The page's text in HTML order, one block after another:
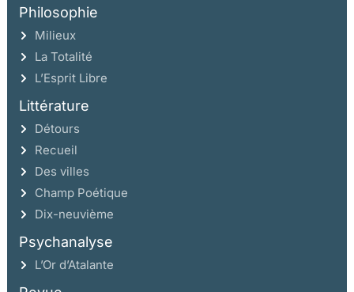
Philosophie
Milieux
La Totalité
L’Esprit Libre
Littérature
Détours
Recueil
Des villes
Champ Poétique
Dix-neuvième
Psychanalyse
L’Or d’Atalante